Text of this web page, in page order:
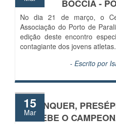
BOCCIA -
No dia 21 de março, o
Associação do Porto de
edição deste encontro
contagiante dos jovens atletas.
- Escrito por
ALENQUER,
RECEBE O
15
Mar